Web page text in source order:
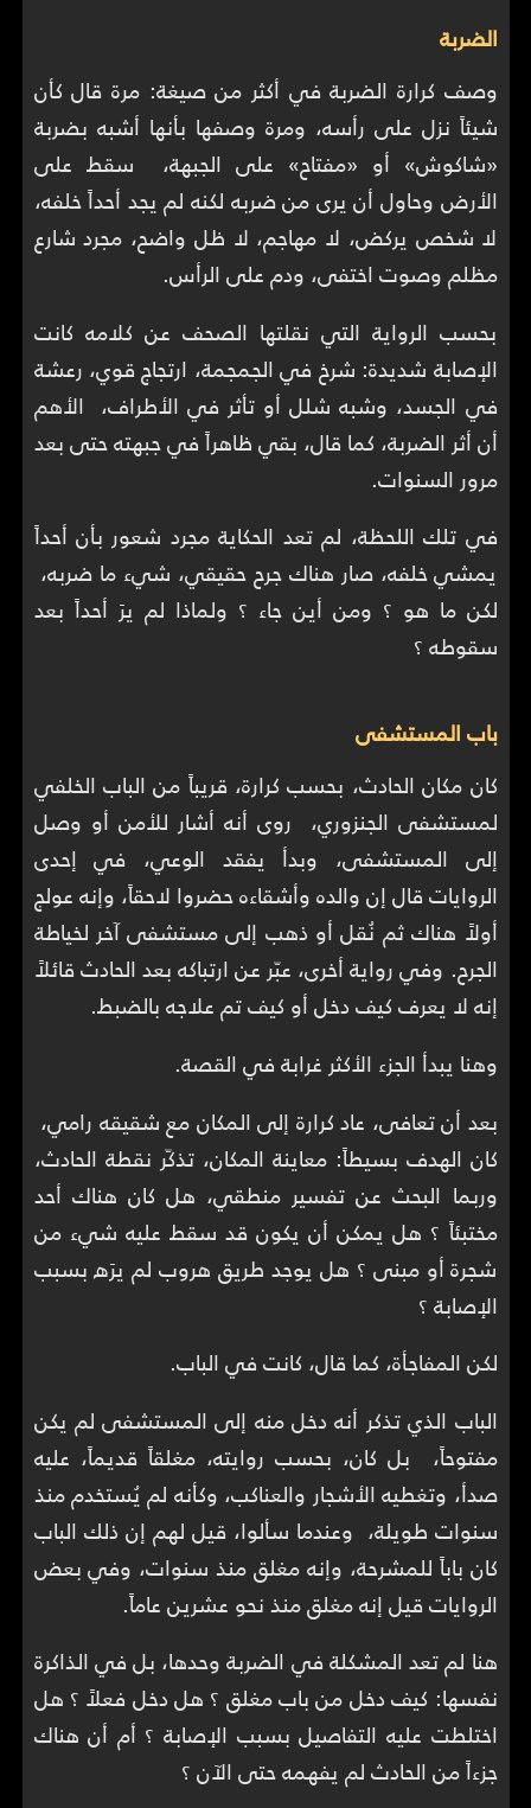
الضربة
وصف كرارة الضربة في أكثر من صيغة: مرة قال كأن
شيئاً نزل على رأسه، ومرة وصفها بأنها أشبه بضربة
«شاكوش» أو «مفتاح» على الجبهة، سقط على
الأرض وحاول أن يرى من ضربه لكنه لم يجد أحداً خلفه،
لا شخص يركض، لا مهاجم، لا ظل واضح، مجرد شارع
مظلم وصوت اختفى، ودم على الرأس.
بحسب الرواية التي نقلتها الصحف عن كلامه كانت
الإصابة شديدة: شرخ في الجمجمة، ارتجاج قوي، رعشة
في الجسد، وشبه شلل أو تأثر في الأطراف، الأهم
أن أثر الضربة، كما قال، بقي ظاهراً في جبهته حتى بعد
مرور السنوات.
في تلك اللحظة، لم تعد الحكاية مجرد شعور بأن أحداً
يمشي خلفه، صار هناك جرح حقيقي، شيء ما ضربه،
لكن ما هو ؟ ومن أين جاء ؟ ولماذا لم يرَ أحداً بعد
سقوطه ؟
باب المستشفى
كان مكان الحادث، بحسب كرارة، قريباً من الباب الخلفي
لمستشفى الجنزوري، روى أنه أشار للأمن أو وصل
إلى المستشفى، وبدأ يفقد الوعي، في إحدى
الروايات قال إن والده وأشقاءه حضروا لاحقاً، وإنه عولج
أولاً هناك ثم نُقل أو ذهب إلى مستشفى آخر لخياطة
الجرح. وفي رواية أخرى، عبّر عن ارتباكه بعد الحادث قائلاً
إنه لا يعرف كيف دخل أو كيف تم علاجه بالضبط.
وهنا يبدأ الجزء الأكثر غرابة في القصة.
بعد أن تعافى، عاد كرارة إلى المكان مع شقيقه رامي،
كان الهدف بسيطاً: معاينة المكان، تذكّر نقطة الحادث،
وربما البحث عن تفسير منطقي، هل كان هناك أحد
مختبئاً ؟ هل يمكن أن يكون قد سقط عليه شيء من
شجرة أو مبنى ؟ هل يوجد طريق هروب لم يرَه بسبب
الإصابة ؟
لكن المفاجأة، كما قال، كانت في الباب.
الباب الذي تذكر أنه دخل منه إلى المستشفى لم يكن
مفتوحاً، بل كان، بحسب روايته، مغلقاً قديماً، عليه
صدأ، وتغطيه الأشجار والعناكب، وكأنه لم يُستخدم منذ
سنوات طويلة، وعندما سألوا، قيل لهم إن ذلك الباب
كان باباً للمشرحة، وإنه مغلق منذ سنوات، وفي بعض
الروايات قيل إنه مغلق منذ نحو عشرين عاماً.
هنا لم تعد المشكلة في الضربة وحدها، بل في الذاكرة
نفسها: كيف دخل من باب مغلق ؟ هل دخل فعلاً ؟ هل
اختلطت عليه التفاصيل بسبب الإصابة ؟ أم أن هناك
جزءاً من الحادث لم يفهمه حتى الآن ؟